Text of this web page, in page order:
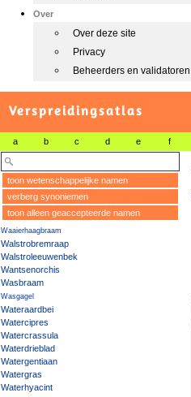
Over
Over deze site
Privacy
Beheerders en validatoren
Verspreidingsatlas
a b c d e f
toon wetenschappelijke namen
verberg synoniemen
toon alleen geaccepteerde namen
Waaierhaagbraam
Walstrobremraap
Walstroleeuwenbek
Wantsenorchis
Wasbraam
Wasgagel
Wateraardbei
Watercipres
Watercrassula
Waterdrieblad
Watergentiaan
Watergras
Waterhyacint